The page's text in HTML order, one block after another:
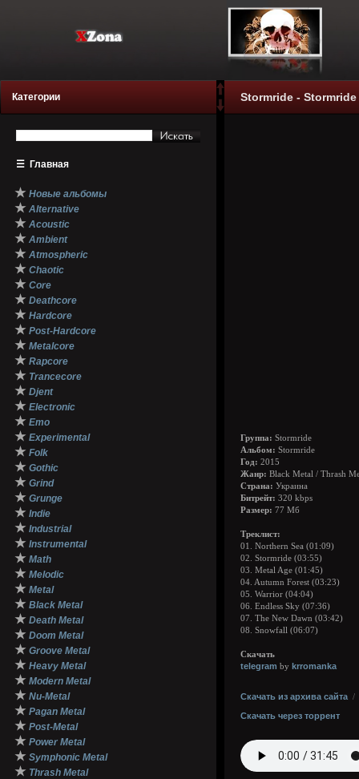
Категории
☰ Главная
★ Новые альбомы
★ Alternative
★ Acoustic
★ Ambient
★ Atmospheric
★ Chaotic
★ Core
★ Deathcore
★ Hardcore
★ Post-Hardcore
★ Metalcore
★ Rapcore
★ Trancecore
★ Djent
★ Electronic
★ Emo
★ Experimental
★ Folk
★ Gothic
★ Grind
★ Grunge
★ Indie
★ Industrial
★ Instrumental
★ Math
★ Melodic
★ Metal
★ Black Metal
★ Death Metal
★ Doom Metal
★ Groove Metal
★ Heavy Metal
★ Modern Metal
★ Nu-Metal
★ Pagan Metal
★ Post-Metal
★ Power Metal
★ Symphonic Metal
★ Thrash Metal
Stormride - Stormride
Группа: Stormride
Альбом: Stormride
Год: 2015
Жанр: Black Metal / Thrash
Страна: Украина
Битрейт: 320 kbps
Размер: 77 Мб
Треклист:
01. Northern Sea (01:09)
02. Stormride (03:55)
03. Metal Age (01:45)
04. Autumn Forest (03:23)
05. Warrior (04:04)
06. Endless Sky (07:36)
07. The New Dawn (03:42)
08. Snowfall (06:07)
Скачать
telegram by krromanka
Скачать из архива сайта /
Скачать через торрент